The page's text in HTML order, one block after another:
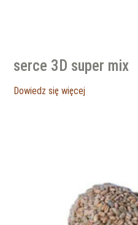
serce 3D super mix
Dowiedz się więcej